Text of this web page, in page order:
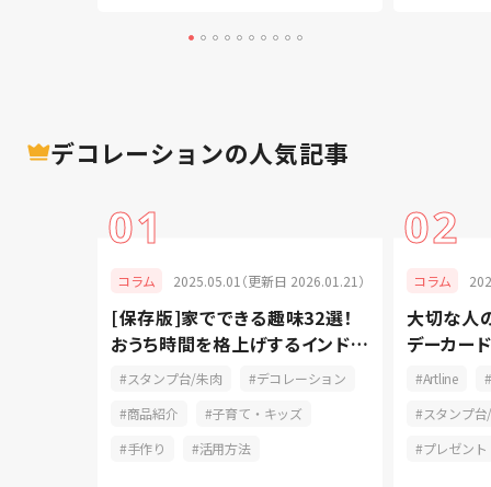
デコレーションの人気記事
01
コラム 2025.05.01（更新日 2026.01.21）
[保存版]家でできる趣味32選！
おうち時間を格上げするインドア
派スタンプ台/朱肉
デコレーション
商品紹介
子育て・キッズ
手作り
活用方法
02
コラム
大切な人
デーカー
に！Artline
スタンプ
プレゼント